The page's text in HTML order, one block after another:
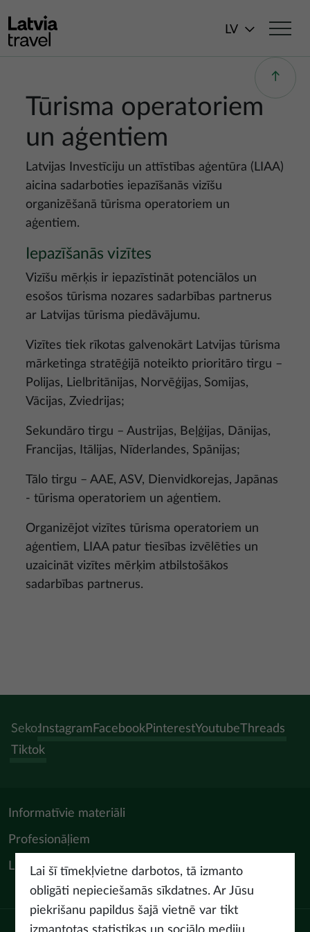
LV
Tūrisma operatoriem
un aģentiem
Latvijas Investīciju un attīstības aģentūra (LIAA)
aicina sadarboties iepazīšanās vizīšu
organizēšanā tūrisma operatoriem un
aģentiem.
Iepazīšanās vizītes
Vizīšu mērķis ir iepazīstināt potenciālos un
esošos tūrisma nozares sadarbības partnerus
ar Latvijas tūrisma piedāvājumu.
Vizītes tiek rīkotas galvenokārt Latvijas tūrisma
mārketinga stratēģijā noteikto prioritāro tirgu –
Polijas, Lielbritānijas, Norvēģijas, Somijas,
Vācijas, Zviedrijas;
Sekundāro tirgu – Austrijas, Beļģijas, Dānijas,
Francijas, Itālijas, Nīderlandes, Spānijas;
Tālo tirgu – AAE, ASV, Dienvidkorejas, Japānas
- tūrisma operatoriem un aģentiem.
Organizējot vizītes tūrisma operatoriem un
aģentiem, LIAA patur tiesības izvēlēties un
uzaicināt vizītes mērķim atbilstošākos
sadarbības partnerus.
Seko:Instagram FacebookPinterestYoutubeThreads
Tiktok
Informatīvie materiāli
Profesionāļiem
LIAA Tūrisma departaments
Lai šī tīmekļvietne darbotos, tā izmanto
obligāti nepieciešamās sīkdatnes. Ar Jūsu
piekrišanu papildus šajā vietnē var tikt